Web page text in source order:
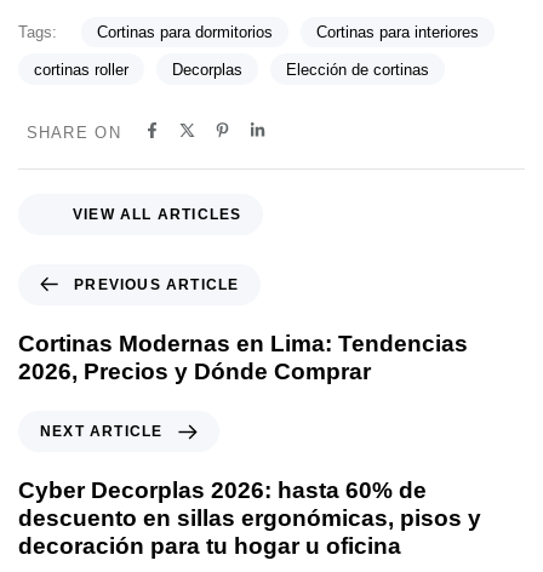
Tags: Cortinas para dormitorios Cortinas para interiores
cortinas roller Decorplas Elección de cortinas
SHARE ON
PREVIOUS ARTICLE
Cortinas Modernas en Lima: Tendencias
2026, Precios y Dónde Comprar
VIEW ALL ARTICLES
NEXT ARTICLE
Cyber Decorplas 2026: hasta 60% de
descuento en sillas ergonómicas, pisos y
decoración para tu hogar u oficina